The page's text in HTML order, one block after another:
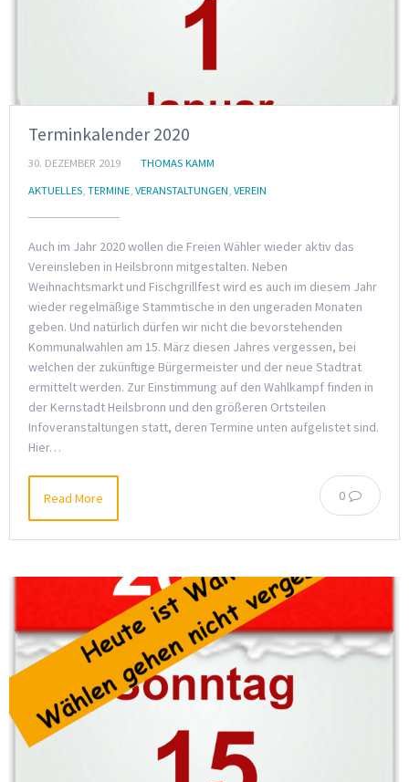
Terminkalender 2020
30. DEZEMBER 2019
THOMAS KAMM
AKTUELLES TERMINE VERANSTALTUNGEN VEREIN
Auch im Jahr 2020 wollen die Freien Wähler wieder aktiv das
Vereinsleben in Heilsbronn mitgestalten. Neben
Weihnachtsmarkt und Fischgrillfest wird es auch im diesem Jahr
wieder regelmäßige Stammtische in den ungeraden Monaten
geben. Und natürlich dürfen wir nicht die bevorstehenden
Kommunalwahlen am 15. März diesen Jahres vergessen, bei
welchen der zukünftige Bürgermeister und der neue Stadtrat
ermittelt werden. Zur Einstimmung auf den Wahlkampf finden in
der Kernstadt Heilsbronn und den größeren Ortsteilen
Infoveranstaltungen statt, deren Termine unten aufgelistet sind.
Hier…
0
Read More